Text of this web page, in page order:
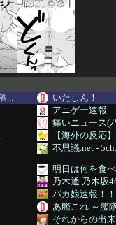
...
いたしん！
アニゲー速報
痛いニュース(
【海外の反応
不思議.net -
明日は何を食
乃木通 乃木坂
パカ娘速報！
あ艦これ ～艦
それからの出